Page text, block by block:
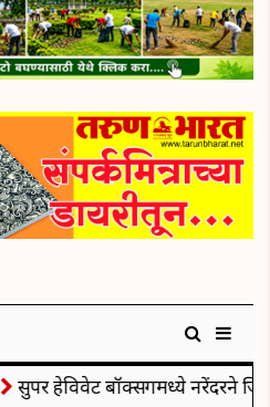
सुपर हेविवेट बॉक्सिंगमध्ये नरेंदरने